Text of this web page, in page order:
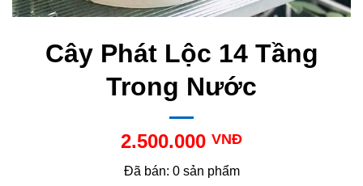
Cây Phát Lộc 14 Tầng
Trong Nước
2.500.000 VNĐ
Đã bán: 0 sản phẩm